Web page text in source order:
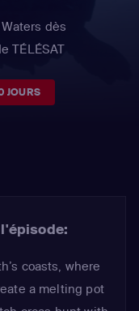
dès
TÉLÉSAT
JOURS
coasts, where
a melting pot